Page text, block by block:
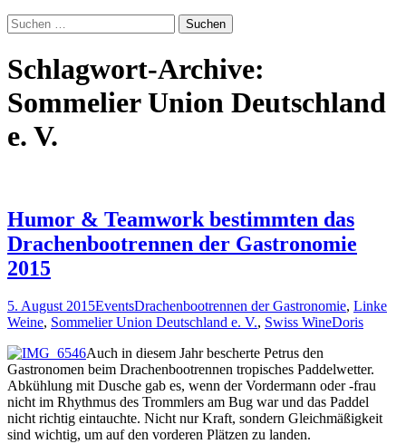
Suchen
nach:
Schlagwort-Archive:
Sommelier Union Deutschland
e. V.
Humor & Teamwork bestimmten das
Drachenbootrennen der Gastronomie
2015
5. August 2015EventsDrachenbootrennen der Gastronomie, Linke
Weine, Sommelier Union Deutschland e. V., Swiss WineDoris
Auch in diesem Jahr bescherte Petrus den
Gastronomen beim Drachenbootrennen tropisches Paddelwetter.
Abkühlung mit Dusche gab es, wenn der Vordermann oder -frau
nicht im Rhythmus des Trommlers am Bug war und das Paddel
nicht richtig eintauchte. Nicht nur Kraft, sondern Gleichmäßigkeit
sind wichtig, um auf den vorderen Plätzen zu landen.